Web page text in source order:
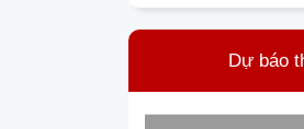
Dự báo